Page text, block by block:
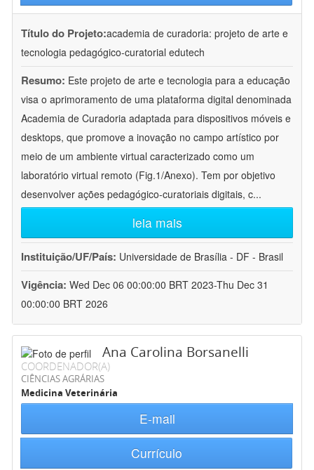
Título do Projeto:academia de curadoria: projeto de arte e
tecnologia pedagógico-curatorial edutech
Resumo: Este projeto de arte e tecnologia para a educação
visa o aprimoramento de uma plataforma digital denominada
Academia de Curadoria adaptada para dispositivos móveis e
desktops, que promove a inovação no campo artístico por
meio de um ambiente virtual caracterizado como um
laboratório virtual remoto (Fig.1/Anexo). Tem por objetivo
desenvolver ações pedagógico-curatoriais digitais, c...
leia mais
Instituição/UF/País: Universidade de Brasília - DF - Brasil
Vigência: Wed Dec 06 00:00:00 BRT 2023-Thu Dec 31
00:00:00 BRT 2026
Ana Carolina Borsanelli
COORDENADOR(A)
CIÊNCIAS AGRÁRIAS
Medicina Veterinária
E-mail
Currículo